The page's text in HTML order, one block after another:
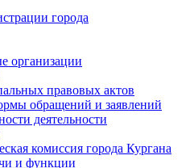
города
организации
правовых актов
обращений и заявлений
деятельности
комиссия города Кургана
и функции